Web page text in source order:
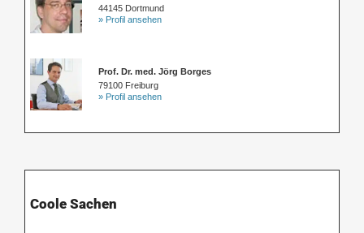
44145 Dortmund
» Profil ansehen
Prof. Dr. med. Jörg Borges
79100 Freiburg
» Profil ansehen
Coole Sachen